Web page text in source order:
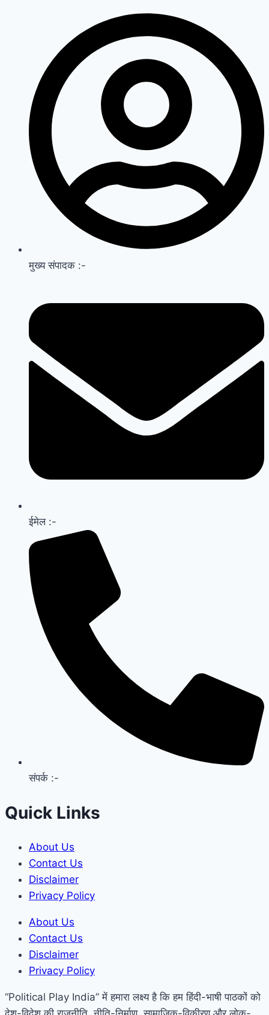
मुख्य संपादक :-
ईमेल :-
संपर्क :-
Quick Links
About Us
Contact Us
Disclaimer
Privacy Policy
About Us
Contact Us
Disclaimer
Privacy Policy
“Political Play India” में हमारा लक्ष्य है कि हम हिंदी-भाषी पाठकों को